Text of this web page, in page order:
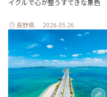
イクルで心が整うすてきな景色
長野県 2026.05.26